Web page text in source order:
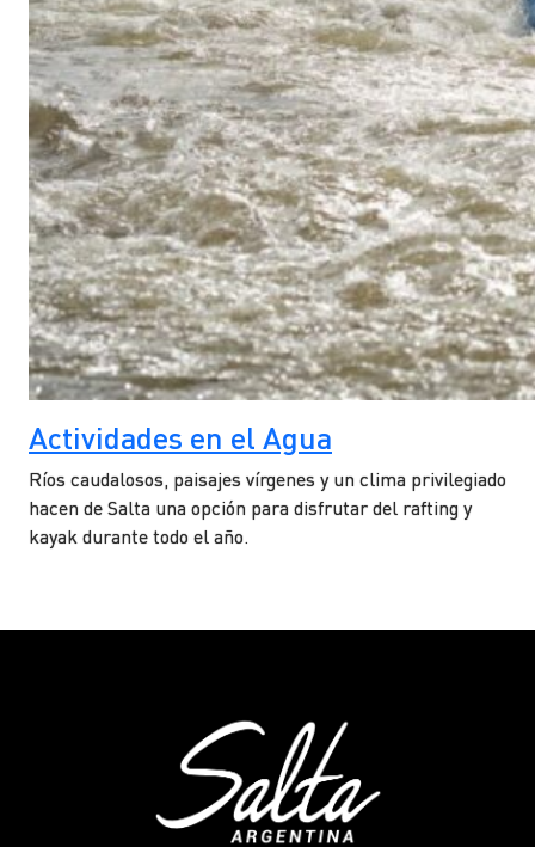
Actividades en el Agua
Ríos caudalosos, paisajes vírgenes y un clima privilegiado
hacen de Salta una opción para disfrutar del rafting y
kayak durante todo el año.